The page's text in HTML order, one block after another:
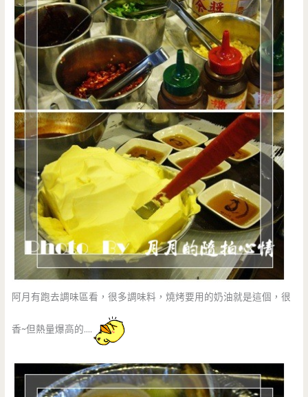
阿月有跑去調味區看，很多調味料，燒烤要用的奶油就是這個，很
香~但熱量爆高的….